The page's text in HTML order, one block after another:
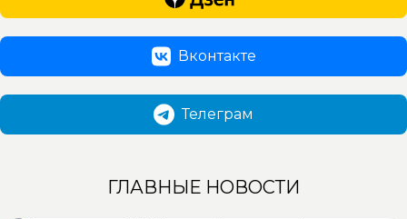
Вконтакте
Телеграм
ГЛАВНЫЕ НОВОСТИ